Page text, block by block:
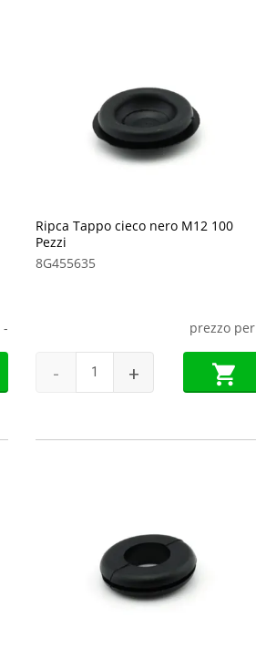
-
Ripca Tappo cieco nero M12 100
Pezzi
8G455635
prezzo per
- +